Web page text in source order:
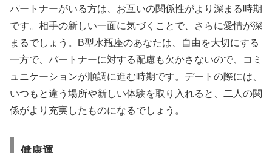
パートナーがいる方は、お互いの関係性がより深まる時期
です。相手の新しい一面に気づくことで、さらに愛情が深
まるでしょう。B型水瓶座のあなたは、自由を大切にする
一方で、パートナーに対する配慮も欠かさないので、コミ
ュニケーションが順調に進む時期です。デートの際には、
いつもと違う場所や新しい体験を取り入れると、二人の関
係がより充実したものになるでしょう。
健康運